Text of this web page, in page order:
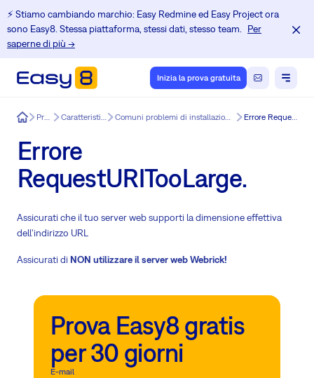
⚡️ Stiamo cambiando marchio: Easy Redmine ed Easy Project ora
sono Easy8. Stessa piattaforma, stessi dati, stesso team.
Per
saperne di più →
Inizia la prova gratuita
Easy8 Prodotto Caratteristiche di Easy8 Comuni problemi di installazione e aggiornamento di Redmine Errore RequestURITooLarge.
Errore
RequestURITooLarge.
Assicurati che il tuo server web supporti la dimensione effettiva
dell'indirizzo URL
Assicurati di NON utilizzare il server web Webrick!
Prova Easy8 gratis
per 30 giorni
E-mail